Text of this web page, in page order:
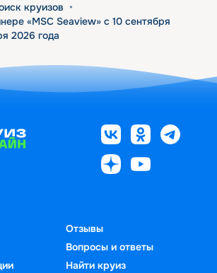
круизов •
«MSC Seaview» с 10 сентября
2026 года
Отзывы
Вопросы и ответы
Найти круиз